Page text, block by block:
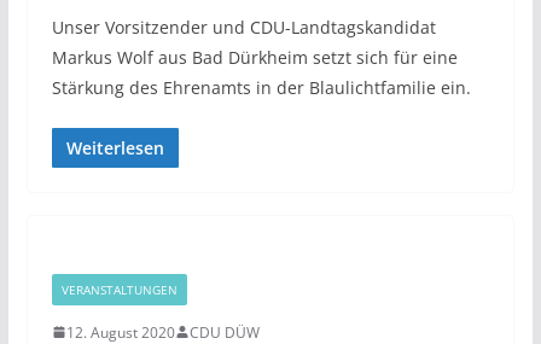
Unser Vorsitzender und CDU-Landtagskandidat
Markus Wolf aus Bad Dürkheim setzt sich für eine
Stärkung des Ehrenamts in der Blaulichtfamilie ein.
Weiterlesen
VERANSTALTUNGEN
12. August 2020 CDU DÜW